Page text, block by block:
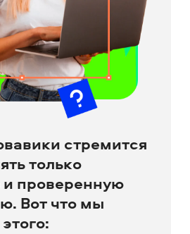
стремится
только
и проверенную
Вот что мы